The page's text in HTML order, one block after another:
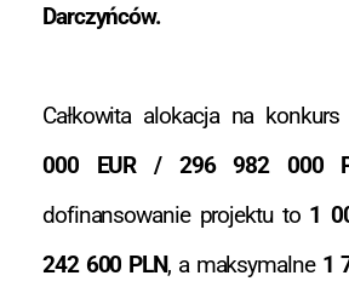
Darczyńców.
Całkowita alokacja na
000 EUR / 296 982 000
dofinansowanie projektu to 1
242 600 PLN, a maksymalne 1